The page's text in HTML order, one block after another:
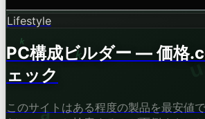
Lifestyle
PC構成ビルダー — 価格
ェック
このサイトはある程度の製品を最安値